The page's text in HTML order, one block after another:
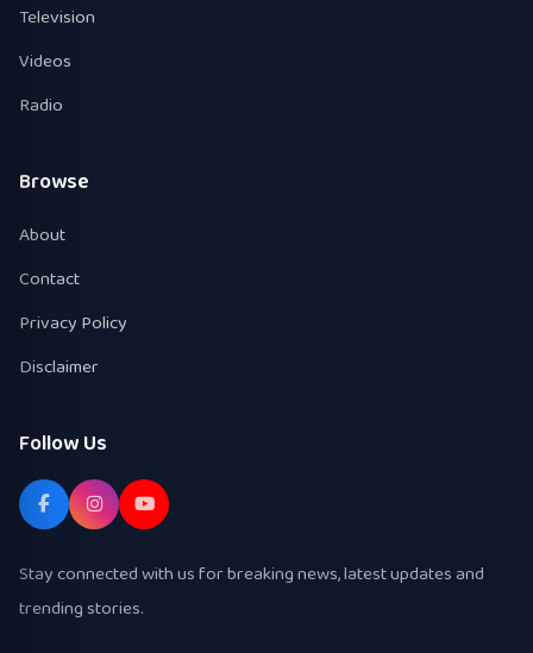
Television
Videos
Radio
Browse
About
Contact
Privacy Policy
Disclaimer
Follow Us
Stay connected with us for breaking news, latest updates and
trending stories.